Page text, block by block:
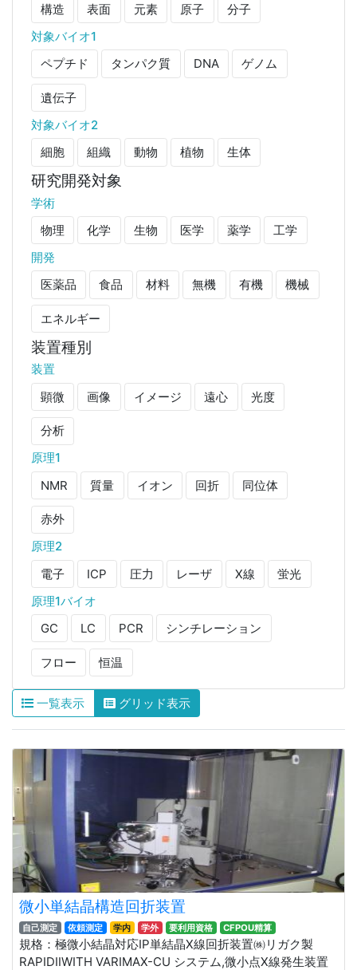
構造
表面 元素 原子
分子
対象バイオ1
ペプチド
タンパク質 DNA ゲノム
遺伝子
対象バイオ2
細胞
組織 動物 植物 生体
研究開発対象
学術
物理
化学 生物 医学 薬学
工学
開発
医薬品
食品 材料 無機 有機 機械
エネルギー
装置種別
装置
顕微
画像 イメージ 遠心 光度
分析
原理1
NMR
質量 イオン 回折 同位体
赤外
原理2
電子
ICP 圧力 レーザ X線
蛍光
原理1バイオ
GC
LC PCR シンチレーション
フロー 恒温
一覧表示 グリッド表示
微小単結晶構造回折装置
自己測定 依頼測定 学内 学外 要利用資格 CFPOU精算
規格：極微小結晶対応IP単結晶X線回折装置㈱リガク製
RAPIDⅡWITH VARIMAX-CU システム,微小点X線発生装置